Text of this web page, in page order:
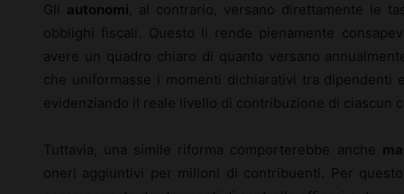
Gli autonomi , al contrario, versano direttamente le
obblighi fiscali. Questo li rende pienamente
avere un quadro chiaro di quanto versano
che uniformasse i momenti dichiarativi tra dipendenti
evidenziando il reale livello di contribuzione di ciascun
Tuttavia, una simile riforma comporterebbe anche
oneri aggiuntivi per milioni di contribuenti. Per